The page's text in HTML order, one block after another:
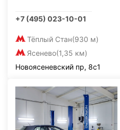
+7 (495) 023-10-01
Тёплый Стан(930 м)
Ясенево(1,35 км)
Новоясеневский пр, 8с1